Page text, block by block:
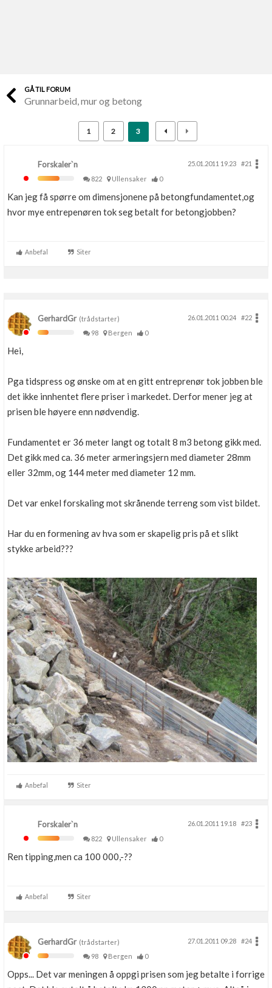
Finn håndverkere
Skaff dokumentasjon som mangler
Kundeservice
Få svar på det du lurer på
Se din bolig? Klikk her
GÅ TIL FORUM
Grunnarbeid, mur og betong
1 2 3
Forskaler`n 25.01.2011 19.23
#21
822
Ullensaker 0
Kan jeg få spørre om dimensjonene på betongfundamentet,og
hvor mye entrepenøren tok seg betalt for betongjobben?
Anbefal Siter
GerhardGr(trådstarter) 26.01.2011 00.24
#22
98
Bergen 0
Hei,
Pga tidspress og ønske om at en gitt entreprenør tok jobben ble
det ikke innhentet flere priser i markedet. Derfor mener jeg at
prisen ble høyere enn nødvendig.
Fundamentet er 36 meter langt og totalt 8 m3 betong gikk med.
Det gikk med ca. 36 meter armeringsjern med diameter 28mm
eller 32mm, og 144 meter med diameter 12 mm.
Det var enkel forskaling mot skrånende terreng som vist bildet.
Har du en formening av hva som er skapelig pris på et slikt
stykke arbeid???
Anbefal Siter
Forskaler`n 26.01.2011 19.18
#23
822
Ullensaker 0
Ren tipping,men ca 100 000,-??
Anbefal Siter
GerhardGr(trådstarter) 27.01.2011 09.28
#24
98
Bergen 0
Opps... Det var meningen å oppgi prisen som jeg betalte i forrige